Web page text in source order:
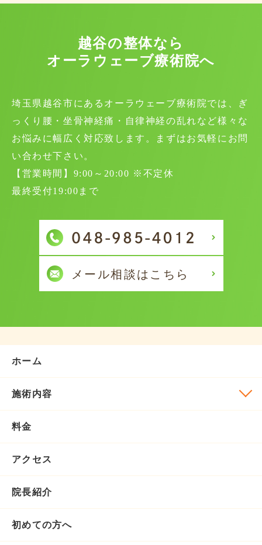
越谷の整体なら
オーラウェーブ療術院へ
埼玉県越谷市にあるオーラウェーブ療術院では、ぎ
っくり腰・坐骨神経痛・自律神経の乱れなど様々な
お悩みに幅広く対応致します。まずはお気軽にお問
い合わせ下さい。
【営業時間】9:00～20:00 ※不定休
最終受付19:00まで
ホーム
施術内容
料金
アクセス
院長紹介
初めての方へ